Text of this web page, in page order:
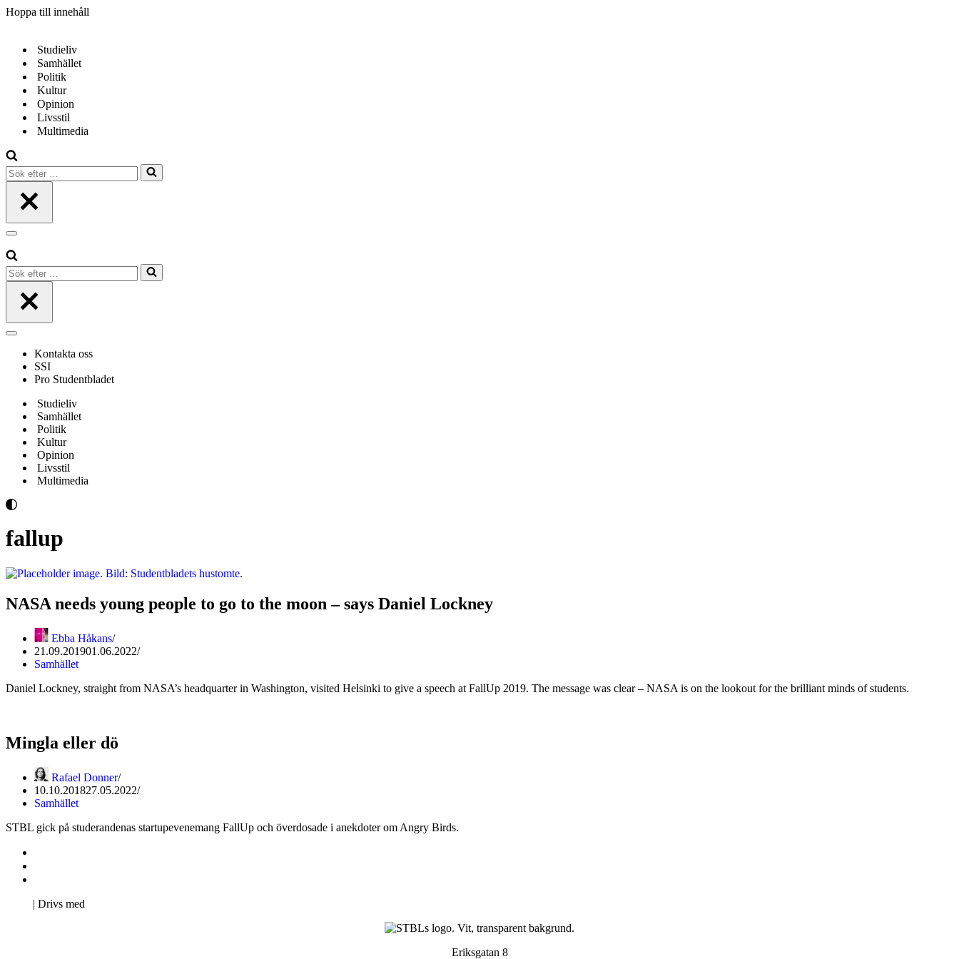
Hoppa till innehåll
Studieliv
Samhället
Politik
Kultur
Opinion
Livsstil
Multimedia
Sök
efter
Navigeringsmeny
Sök
efter
Navigeringsmeny
Kontakta oss
SSI
Pro Studentbladet
Studieliv
Samhället
Politik
Kultur
Opinion
Livsstil
Multimedia
fallup
NASA needs young people to go to the moon – says Daniel Lockney
Ebba Håkans
21.09.201901.06.2022
Samhället
Daniel Lockney, straight from NASA’s headquarter in Washington, visited Helsinki to give a speech at FallUp 2019. The message was clear – NASA is on the lookout for the brilliant minds of students.
Mingla eller dö
Rafael Donner
10.10.201827.05.2022
Samhället
STBL gick på studerandenas startupevenemang FallUp och överdosade i anekdoter om Angry Birds.
| Drivs med
Eriksgatan 8